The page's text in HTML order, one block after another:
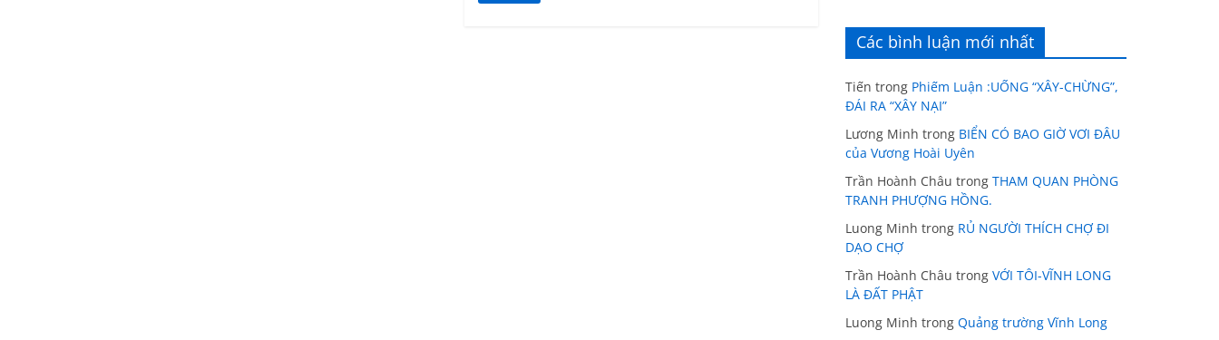
Các bình luận mới nhất
Tiến trong Phiếm Luận :UỐNG “XÂY-CHỪNG”,
ĐÁI RA “XÂY NẠI”
Lương Minh trong BIỂN CÓ BAO GIỜ VƠI ĐÂU
của Vương Hoài Uyên
Trần Hoành Châu trong THAM QUAN PHÒNG
TRANH PHƯỢNG HỒNG.
Luong Minh trong RỦ NGƯỜI THÍCH CHỢ ĐI
DẠO CHỢ
Trần Hoành Châu trong VỚI TÔI-VĨNH LONG
LÀ ĐẤT PHẬT
Luong Minh trong Quảng trường Vĩnh Long